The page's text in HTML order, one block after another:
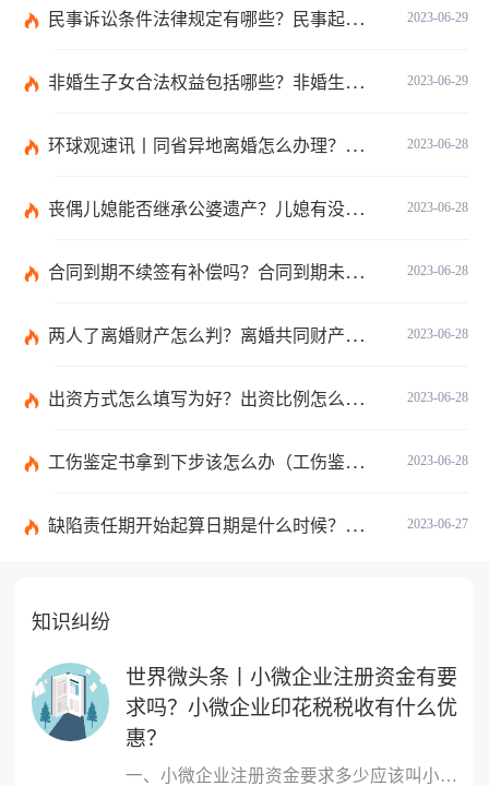
2023-06-29
民事诉讼条件法律规定有哪些？民事起诉的流程的是怎样的？
2023-06-29
非婚生子女合法权益包括哪些？非婚生子女继承财产的条件是什么？ 全球热点评
2023-06-28
环球观速讯丨同省异地离婚怎么办理？夫妻异地离婚须准备哪些资料？
2023-06-28
丧偶儿媳能否继承公婆遗产？儿媳有没有赡养老人的义务？
2023-06-28
合同到期不续签有补偿吗？合同到期未提前30天通知怎么赔偿？ 当前速看
2023-06-28
两人了离婚财产怎么判？离婚共同财产有哪些？_焦点快报
2023-06-28
出资方式怎么填写为好？出资比例怎么填写？
2023-06-28
工伤鉴定书拿到下步该怎么办（工伤鉴定后要是对伤残等级结论不服怎么办）
2023-06-27
缺陷责任期开始起算日期是什么时候？缺陷责任终止证书签发的必要条件是什么？
知识纠纷
世界微头条丨小微企业注册资金有要
求吗？小微企业印花税税收有什么优
惠？
一、小微企业注册资金要求多少应该叫小微企业，小微企业的概念跟注